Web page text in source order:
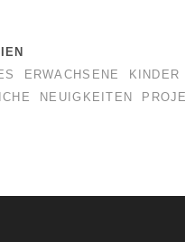
ERWACHSENE
KINDER
NEUIGKEITEN